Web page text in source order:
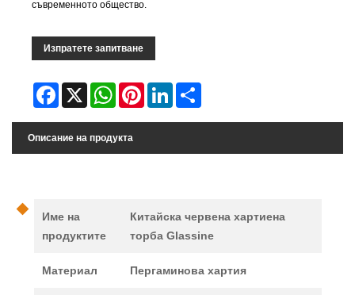
съвременното общество.
Изпратете запитване
Facebook
X WhatsAppPinterestLinkedIn
Описание на продукта
Име на
продуктите
Китайска червена хартиена
торба Glassine
Материал Пергаминова хартия